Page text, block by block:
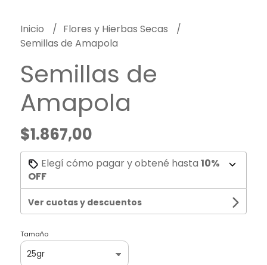
Inicio
Flores y Hierbas Secas
Semillas de Amapola
Semillas de
Amapola
$1.867,00
Elegí cómo pagar y obtené hasta 10%
OFF
Ver cuotas y descuentos
Tamaño